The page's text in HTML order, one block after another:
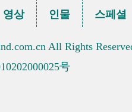
영상 인물 스페셜
All Rights
号